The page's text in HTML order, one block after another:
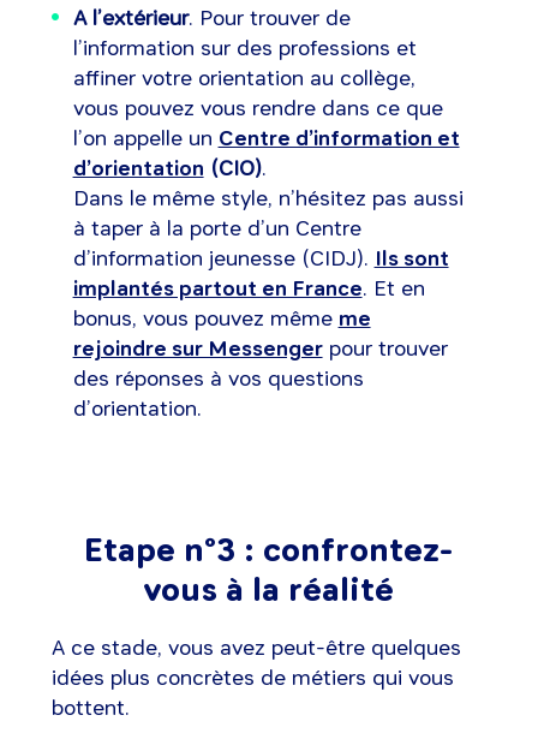
A l’extérieur. Pour trouver de
l’information sur des professions et
affiner votre orientation au collège,
vous pouvez vous rendre dans ce que
l’on appelle un Centre d’information et
d’orientation (CIO).
Dans le même style, n’hésitez pas aussi
à taper à la porte d’un Centre
d’information jeunesse (CIDJ). Ils sont
implantés partout en France. Et en
bonus, vous pouvez même me
rejoindre sur Messengerpour trouver
des réponses à vos questions
d’orientation.
Etape n°3 : confrontez-
vous à la réalité
A ce stade, vous avez peut-être quelques
idées plus concrètes de métiers qui vous
bottent.